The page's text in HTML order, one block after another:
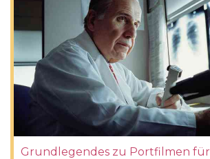
Grundlegendes zu Portfilmen für